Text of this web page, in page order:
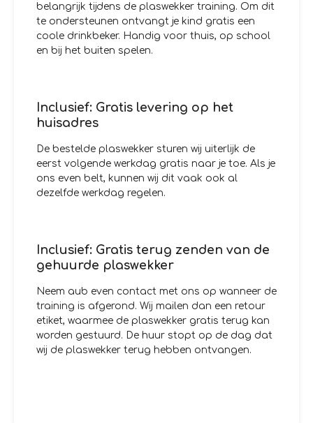
belangrijk tijdens de plaswekker training. Om dit
te ondersteunen ontvangt je kind gratis een
coole drinkbeker. Handig voor thuis, op school
en bij het buiten spelen.
Inclusief: Gratis levering op het
huisadres
De bestelde plaswekker sturen wij uiterlijk de
eerst volgende werkdag gratis naar je toe. Als je
ons even belt, kunnen wij dit vaak ook al
dezelfde werkdag regelen.
Inclusief: Gratis terug zenden van de
gehuurde plaswekker
Neem aub even contact met ons op wanneer de
training is afgerond. Wij mailen dan een retour
etiket, waarmee de plaswekker gratis terug kan
worden gestuurd. De huur stopt op de dag dat
wij de plaswekker terug hebben ontvangen.